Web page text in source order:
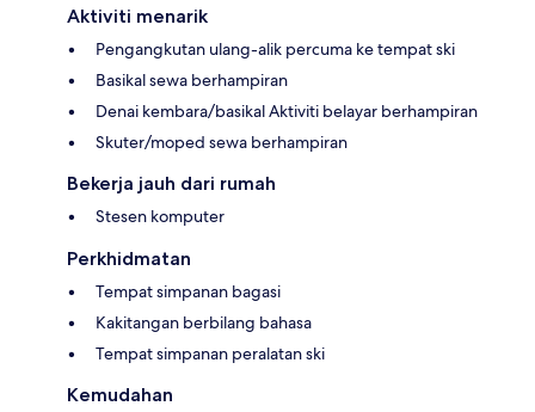
Aktiviti menarik
Pengangkutan ulang-alik percuma ke tempat ski
Basikal sewa berhampiran
Denai kembara/basikal Aktiviti belayar berhampiran
Skuter/moped sewa berhampiran
Bekerja jauh dari rumah
Stesen komputer
Perkhidmatan
Tempat simpanan bagasi
Kakitangan berbilang bahasa
Tempat simpanan peralatan ski
Kemudahan